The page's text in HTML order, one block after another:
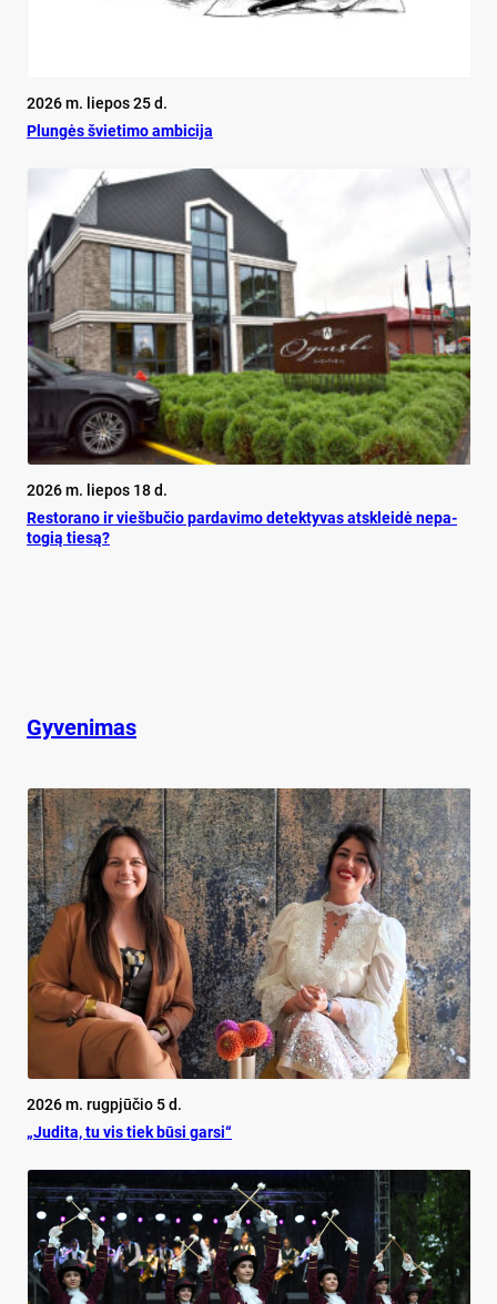
2026 m. liepos 25 d.
Plun­gės švie­ti­mo am­bi­ci­ja
2026 m. liepos 18 d.
Res­to­ra­no ir vieš­bu­čio par­da­vi­mo de­tek­ty­vas at­sklei­dė ne­pa­
to­gią tie­są?
Gyvenimas
2026 m. rugpjūčio 5 d.
„Judita, tu vis tiek būsi garsi“